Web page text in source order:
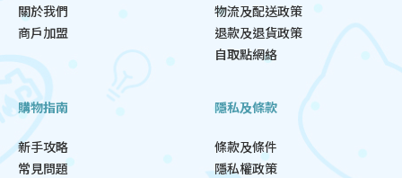
關於我們
商戶加盟
物流及配送政策
退款及退貨政策
自取點網絡
購物指南
新手攻略
常見問題
隱私及條款
條款及條件
隱私權政策